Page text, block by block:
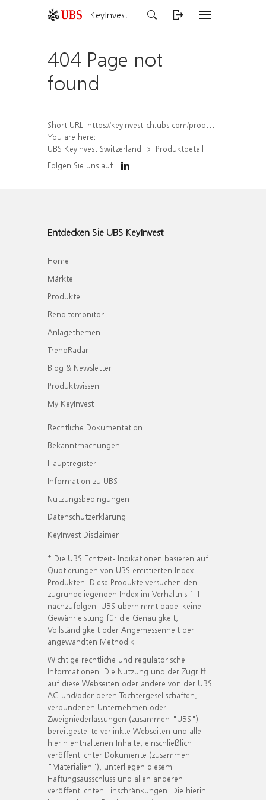
KeyInvest
404 Page not
found
Short URL: https://keyinvest-ch.ubs.com/produkt/detail/index/isin/CH1579757381
You are here:
UBS KeyInvest Switzerland
Produktdetail
Folgen Sie uns auf
Entdecken Sie UBS KeyInvest
Home
Märkte
Produkte
Renditemonitor
Anlagethemen
TrendRadar
Blog & Newsletter
Produktwissen
My KeyInvest
Rechtliche Dokumentation
Bekanntmachungen
Hauptregister
Information zu UBS
Nutzungsbedingungen
Datenschutzerklärung
KeyInvest Disclaimer
* Die UBS Echtzeit- Indikationen basieren auf
Quotierungen von UBS emittierten Index-
Produkten. Diese Produkte versuchen den
zugrundeliegenden Index im Verhältnis 1:1
nachzufolgen. UBS übernimmt dabei keine
Gewährleistung für die Genauigkeit,
Vollständigkeit oder Angemessenheit der
angewandten Methodik.
Wichtige rechtliche und regulatorische
Informationen. Die Nutzung und der Zugriff
auf diese Webseiten oder andere von der UBS
AG und/oder deren Tochtergesellschaften,
verbundenen Unternehmen oder
Zweigniederlassungen (zusammen "UBS")
bereitgestellte verlinkte Webseiten und alle
hierin enthaltenen Inhalte, einschließlich
veröffentlichter Dokumente (zusammen
"Materialien"), unterliegen diesem
Haftungsausschluss und allen anderen
veröffentlichten Einschränkungen. Die hierin